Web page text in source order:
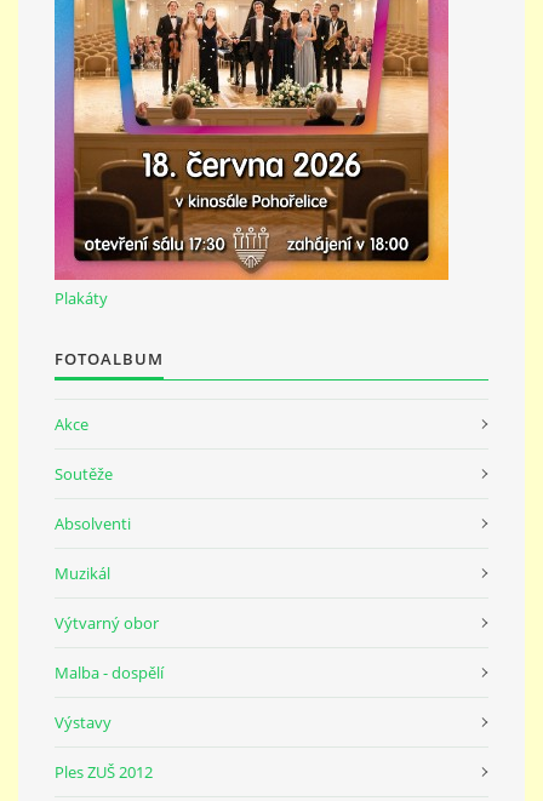
GDPR
ZUŠ Pohořelice
Školní 462
Pohořelice
691 23
Plakáty
FOTOALBUM
Akce
Soutěže
Absolventi
Muzikál
Výtvarný obor
Malba - dospělí
Výstavy
Ples ZUŠ 2012